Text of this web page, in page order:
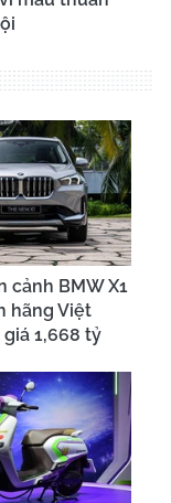
cảnh BMW X1
hãng Việt
1,668 tỷ